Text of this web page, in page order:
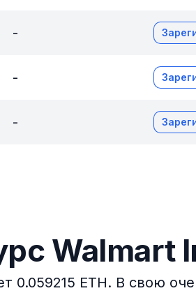
-
-
-
Walmart
0.059215 ETH. В свою